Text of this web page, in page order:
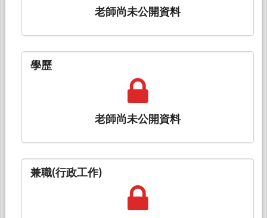
老師尚未公開資料
學歷
老師尚未公開資料
兼職(行政工作)